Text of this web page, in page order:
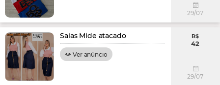
29/07
Saias Mide atacado
Ver anúncio
R$
42
29/07